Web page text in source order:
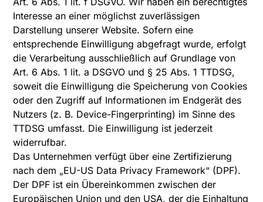
Interesse an einer möglichst zuverlässigen
Darstellung unserer Website. Sofern eine
entsprechende Einwilligung abgefragt wurde, erfolgt
die Verarbeitung ausschließlich auf Grundlage von
Art. 6 Abs. 1 lit. a DSGVO und § 25 Abs. 1 TTDSG,
soweit die Einwilligung die Speicherung von Cookies
oder den Zugriff auf Informationen im Endgerät des
Nutzers (z. B. Device-Fingerprinting) im Sinne des
TTDSG umfasst. Die Einwilligung ist jederzeit
widerrufbar.
Das Unternehmen verfügt über eine Zertifizierung
nach dem „EU-US Data Privacy Framework“ (DPF).
Der DPF ist ein Übereinkommen zwischen der
Europäischen Union und den USA, der die Einhaltung